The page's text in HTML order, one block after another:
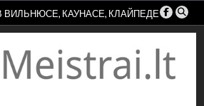
КАУНАСЕ, КЛАЙПЕДЕ